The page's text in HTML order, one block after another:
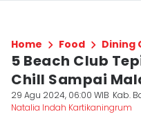
Home Food Dining
5 Beach Club
Chill Sampai
29 Agu 2024, 06:00 WIB Kab.
Natalia Indah Kartikaningrum